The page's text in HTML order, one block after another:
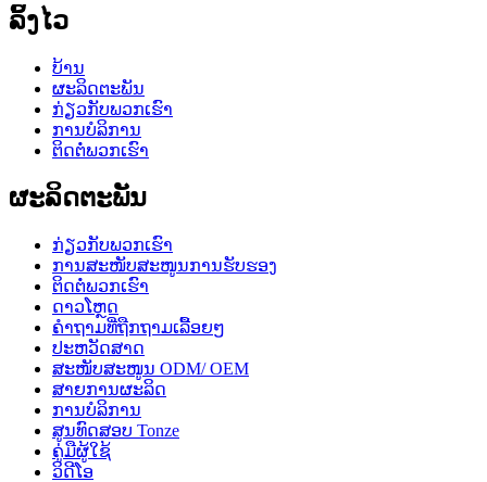
ລິ້ງໄວ
ບ້ານ
ຜະລິດຕະພັນ
ກ່ຽວກັບພວກເຮົາ
ການບໍລິການ
ຕິດຕໍ່ພວກເຮົາ
ຜະລິດຕະພັນ
ກ່ຽວກັບພວກເຮົາ
ການສະໜັບສະໜູນການຮັບຮອງ
ຕິດຕໍ່ພວກເຮົາ
ດາວໂຫຼດ
ຄຳຖາມທີ່ຖືກຖາມເລື້ອຍໆ
ປະຫວັດສາດ
ສະໜັບສະໜູນ ODM/ OEM
ສາຍການຜະລິດ
ການບໍລິການ
ສູນທົດສອບ Tonze
ຄູ່ມືຜູ້ໃຊ້
ວິດີໂອ